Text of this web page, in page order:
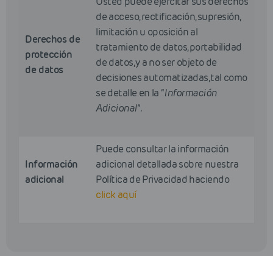
Derechos de
protección
de datos
de acceso, rectificación, supresión,
limitación u oposición al
tratamiento de datos, portabilidad
de datos, y a no ser objeto de
decisiones automatizadas, tal como
se detalle en la “Información
Adicional”.
Información
adicional
Puede consultar la información
adicional detallada sobre nuestra
Política de Privacidad haciendo
click aquí